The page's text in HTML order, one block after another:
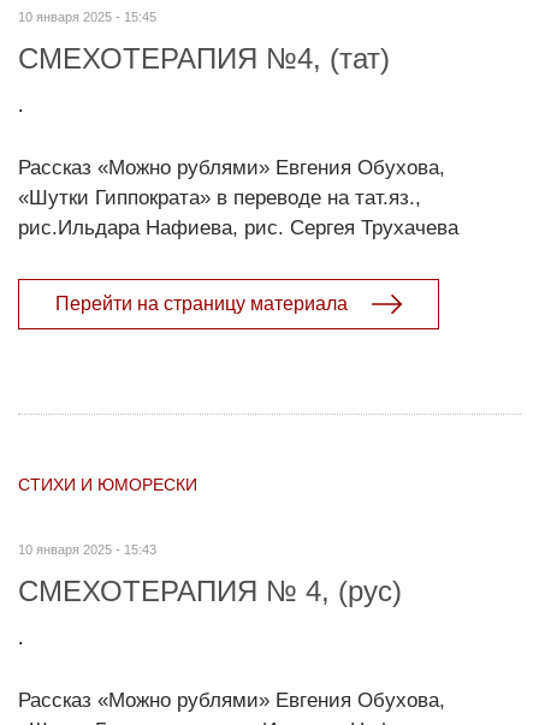
10 января 2025 - 15:45
СМЕХОТЕРАПИЯ №4, (тат)
.
Рассказ «Можно рублями» Евгения Обухова,
«Шутки Гиппократа» в переводе на тат.яз.,
рис.Ильдара Нафиева, рис. Сергея Трухачева
Перейти на страницу материала
СТИХИ И ЮМОРЕСКИ
10 января 2025 - 15:43
СМЕХОТЕРАПИЯ № 4, (рус)
.
Рассказ «Можно рублями» Евгения Обухова,